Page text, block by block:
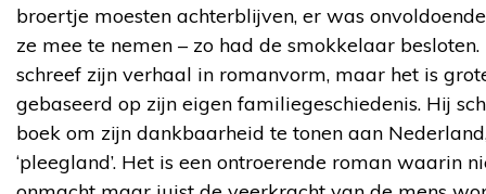
broertje moesten achterblijven, er was
ze mee te nemen – zo had de smokkelaar besloten.
schreef zijn verhaal in romanvorm, maar het is
gebaseerd op zijn eigen familiegeschiedenis. Hij
boek om zijn dankbaarheid te tonen aan
‘pleegland’. Het is een ontroerende roman waarin